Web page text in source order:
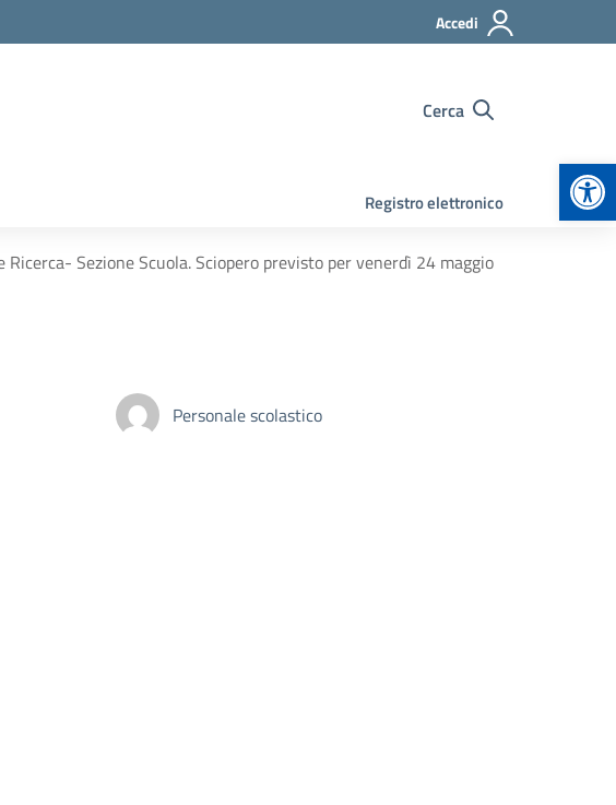
Accedi
Cerca
Registro elettronico
Sezione Scuola. Sciopero previsto per venerdì 24 maggio
Personale scolastico